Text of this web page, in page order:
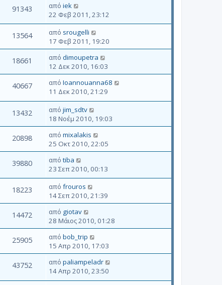
91343 από iek
22 Φεβ 2011, 23:12
13564 από srougelli
17 Φεβ 2011, 19:20
18661 από dimoupetra
12 Δεκ 2010, 16:03
40667 από Ioannouanna68
11 Δεκ 2010, 21:29
13432 από jim_sdtv
18 Νοέμ 2010, 19:03
20898 από mixalakis
25 Οκτ 2010, 22:05
39880 από tiba
23 Σεπ 2010, 00:13
18223 από frouros
14 Σεπ 2010, 21:39
14472 από giotav
28 Μάιος 2010, 01:28
25905 από bob_trip
15 Απρ 2010, 17:03
43752 από paliampeladr
14 Απρ 2010, 23:50